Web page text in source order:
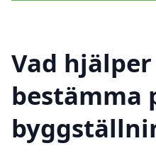
Vad
bestämma